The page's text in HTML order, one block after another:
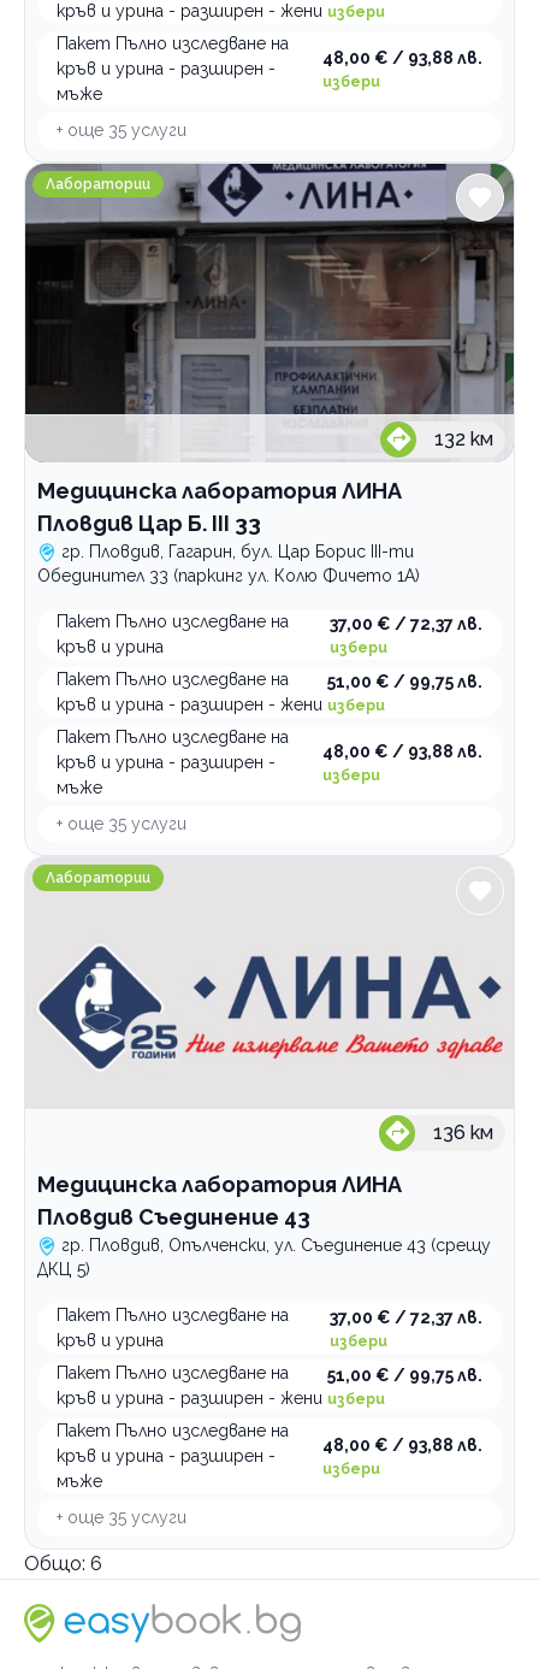
кръв и урина - разширен - жени избери
Пакет Пълно изследване на
кръв и урина - разширен -
мъже
48,00 € / 93,88 лв.
избери
+ още 35 услуги
Медицинска лаборатория ЛИНА Пловдив Цар Б. III 33
Лаборатории
132 км
Медицинска лаборатория ЛИНА
Пловдив Цар Б. III 33
гр. Пловдив, Гагарин, бул. Цар Борис III-ти
Обединител 33 (паркинг ул. Колю Фичето 1А)
Пакет Пълно изследване на
кръв и урина
37,00 € / 72,37 лв.
избери
Пакет Пълно изследване на
кръв и урина - разширен - жени
51,00 € / 99,75 лв.
избери
Пакет Пълно изследване на
кръв и урина - разширен -
мъже
48,00 € / 93,88 лв.
избери
+ още 35 услуги
Медицинска лаборатория ЛИНА Пловдив
Лаборатории
136 км
Медицинска лаборатория ЛИНА
Пловдив Съединение 43
гр. Пловдив, Опълченски, ул. Съединение 43 (срещу
ДКЦ 5)
Пакет Пълно изследване на
кръв и урина
37,00 € / 72,37 лв.
избери
Пакет Пълно изследване на
кръв и урина - разширен - жени
51,00 € / 99,75 лв.
избери
Пакет Пълно изследване на
кръв и урина - разширен -
мъже
48,00 € / 93,88 лв.
избери
+ още 35 услуги
Общо: 6